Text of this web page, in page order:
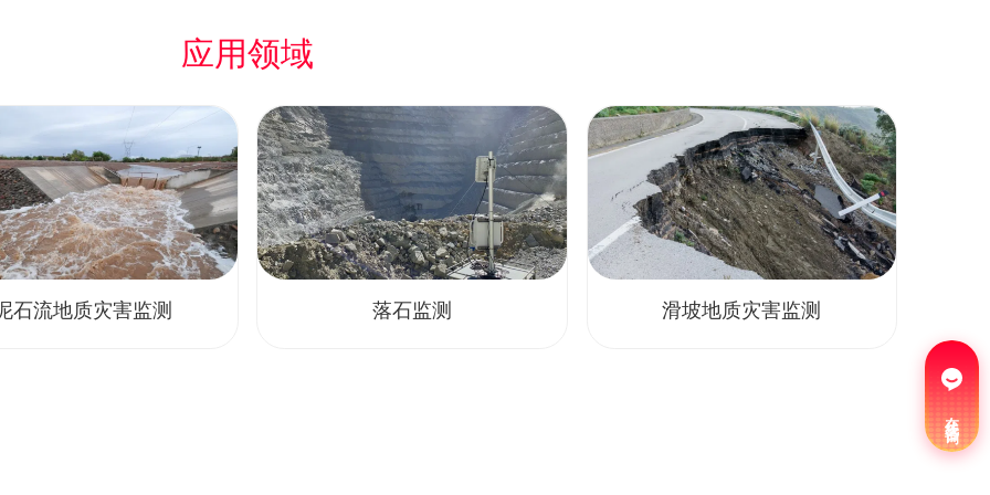
应用领域
石流地质灾害监测 落石监测 滑坡地质灾害监测
在线咨询